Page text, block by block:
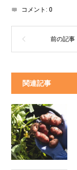
コメント:0
関連記事